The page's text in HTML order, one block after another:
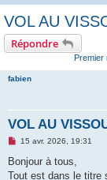
VOL AU
Répondre
Premier
fabien
VOL AU
M
s
a
15 avr. 2026, 19:31
Bonjour à tous,
Tout est dans le titre